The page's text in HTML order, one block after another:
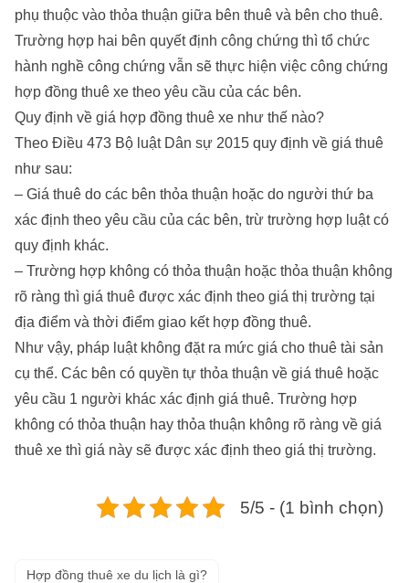
phụ thuộc vào thỏa thuận giữa bên thuê và bên cho thuê.
Trường hợp hai bên quyết định công chứng thì tổ chức
hành nghề công chứng vẫn sẽ thực hiện việc công chứng
hợp đồng thuê xe theo yêu cầu của các bên.
Quy định về giá hợp đồng thuê xe như thế nào?
Theo Điều 473 Bộ luật Dân sự 2015 quy định về giá thuê
như sau:
– Giá thuê do các bên thỏa thuận hoặc do người thứ ba
xác định theo yêu cầu của các bên, trừ trường hợp luật có
quy định khác.
– Trường hợp không có thỏa thuận hoặc thỏa thuận không
rõ ràng thì giá thuê được xác định theo giá thị trường tại
địa điểm và thời điểm giao kết hợp đồng thuê.
Như vậy, pháp luật không đặt ra mức giá cho thuê tài sản
cụ thể. Các bên có quyền tự thỏa thuận về giá thuê hoặc
yêu cầu 1 người khác xác định giá thuê. Trường hợp
không có thỏa thuận hay thỏa thuận không rõ ràng về giá
thuê xe thì giá này sẽ được xác định theo giá thị trường.
5/5 - (1 bình chọn)
Hợp đồng thuê xe du lịch là gì?